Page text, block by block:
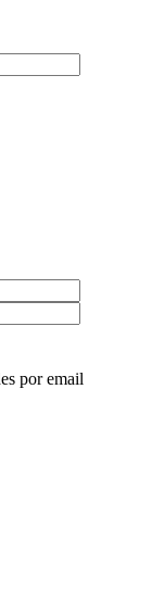
por email